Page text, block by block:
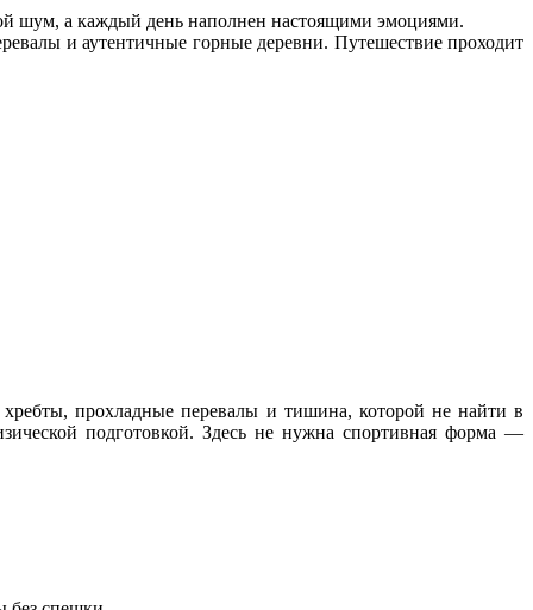
шум, а каждый день наполнен настоящими эмоциями.
и аутентичные горные деревни. Путешествие проходит
прохладные перевалы и тишина, которой не найти в
подготовкой. Здесь не нужна спортивная форма —